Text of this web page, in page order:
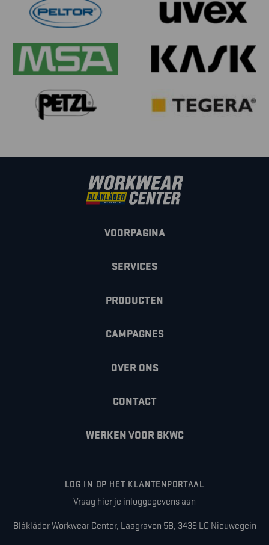
VOORPAGINA
SERVICES
PRODUCTEN
CAMPAGNES
OVER ONS
CONTACT
WERKEN VOOR BKWC
LOG IN OP HET KLANTENPORTAAL
Vraag hier je inloggegevens aan
Blåkläder Workwear Center, Laagraven 5B, 3439 LG Nieuwegein